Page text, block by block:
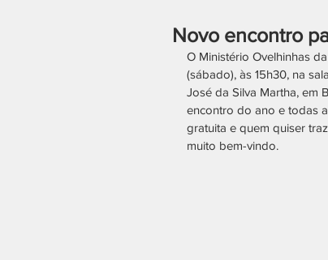
Novo encontro
O Ministério Ovelhinhas
(sábado), às 15h30, na
José da Silva Martha, em
encontro do ano e todas
gratuita e quem quiser
muito bem-vindo.